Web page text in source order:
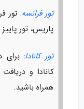
تور فرانسه: تور
پاریس، تور
تور کانادا: برای
همراه باشید.